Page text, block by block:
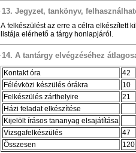
13. Jegyzet, tankönyv,
A felkészülést az erre a célra elkészített
listája elérhető a tárgy honlapjáról.
14. A tantárgy elvégzéséhez
Kontakt óra
42
Félévközi készülés órákra
10
Felkészülés zárthelyire
21
Házi feladat elkészítése
Kijelölt írásos tananyag elsajátítása
Vizsgafelkészülés
47
Összesen
120